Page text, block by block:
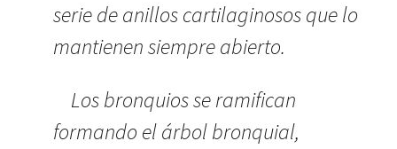
serie de anillos cartilaginosos que lo
mantienen siempre abierto.
Los bronquios se ramifican
formando el árbol bronquial,